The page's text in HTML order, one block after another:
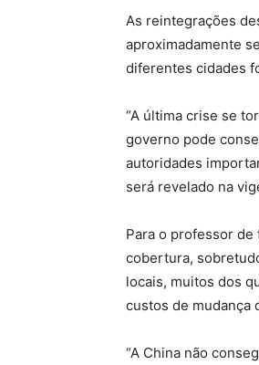
As reintegrações
aproximadamente
diferentes cidades
“A última crise se
governo pode
autoridades
será revelado na
Para o professor de
cobertura,
locais, muitos dos
custos de mudança
“A China não